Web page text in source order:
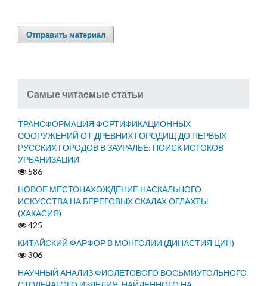
Отправить материал
Самые читаемые статьи
ТРАНСФОРМАЦИЯ ФОРТИФИКАЦИОННЫХ
СООРУЖЕНИЙ ОТ ДРЕВНИХ ГОРОДИЩ ДО ПЕРВЫХ
РУССКИХ ГОРОДОВ В ЗАУРАЛЬЕ: ПОИСК ИСТОКОВ
УРБАНИЗАЦИИ
586
НОВОЕ МЕСТОНАХОЖДЕНИЕ НАСКАЛЬНОГО
ИСКУССТВА НА БЕРЕГОВЫХ СКАЛАХ ОГЛАХТЫ
(ХАКАСИЯ)
425
КИТАЙСКИЙ ФАРФОР В МОНГОЛИИ (ДИНАСТИЯ ЦИН)
306
НАУЧНЫЙ АНАЛИЗ ФИОЛЕТОВОГО ВОСЬМИУГОЛЬНОГО